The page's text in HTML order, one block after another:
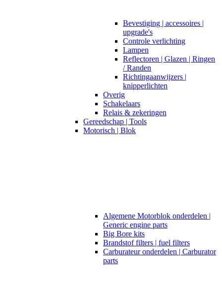
Bevestiging | accessoires |
upgrade's
Controle verlichting
Lampen
Reflectoren | Glazen | Ringen
/ Randen
Richtingaanwijzers |
knipperlichten
Overig
Schakelaars
Relais & zekeringen
Gereedschap | Tools
Motorisch | Blok
Algemene Motorblok onderdelen |
Generic engine parts
Big Bore kits
Brandstof filters | fuel filters
Carburateur onderdelen | Carburator
parts